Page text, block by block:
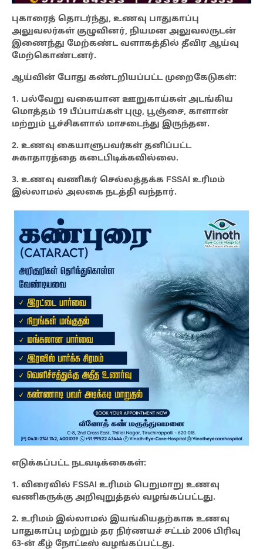
புகாரைத் தொடர்ந்து, உணவு பாதுகாப்பு
அலுவலர்கள் குழுவினர், நியமன அலுவலருடன்
இணைந்து மேற்கண்ட வளாகத்தில் தீவிர ஆய்வு
மேற்கொண்டனர்.
ஆய்வின் போது கண்டறியப்பட்ட முறைகேடுகள்:
1. பல்வேறு வகையான ஊறுகாய்கள் அடங்கிய
மொத்தம் 19 பீப்பாய்கள் புழு, பூஞ்சை, காளான்
மற்றும் பூச்சிகளால் மாசடைந்து இருந்தன.
2. உணவு கையாளுபவர்கள் தனிப்பட்ட
சுகாதாரத்தை கடைபிடிக்கவில்லை.
3. உணவு வணிகர் செல்லத்தக்க FSSAI உரிமம்
இல்லாமல் அலகை நடத்தி வந்தார்.
எடுக்கப்பட்ட நடவடிக்கைகள்:
1. விரைவில் FSSAI உரிமம் பெறுமாறு உணவு
வணிகருக்கு அறிவுறுத்தல் வழங்கப்பட்டது.
2. உரிமம் இல்லாமல் இயங்கியதற்காக உணவு
பாதுகாப்பு மற்றும் தர நிர்ணயச் சட்டம் 2006 பிரிவு
63-ன் கீழ் நோட்டீஸ் வழங்கப்பட்டது.